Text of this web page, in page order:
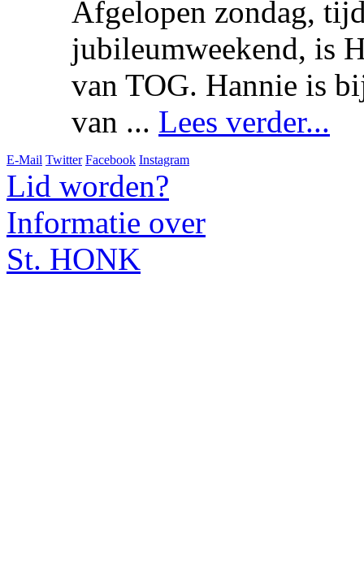
Afgelopen zondag,
jubileumweekend, is
van TOG. Hannie is
van ... Lees verder...
E-Mail Twitter Facebook Instagram
Lid worden?
Informatie over
St. HONK